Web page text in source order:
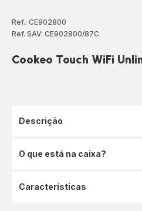
Ref.: CE902800
Ref. SAV: CE902800/87C
Cookeo Touch WiFi
Descrição
O que está na caixa?
Características